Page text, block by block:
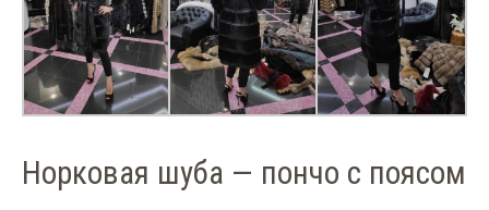
Норковая шуба — пончо с поясом